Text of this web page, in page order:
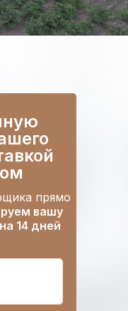
прямо
вашу
14 дней